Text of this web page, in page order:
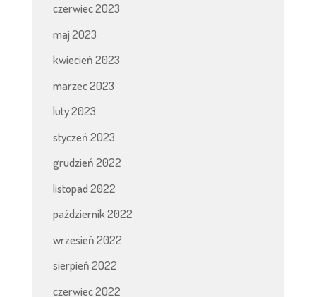
czerwiec 2023
maj 2023
kwiecień 2023
marzec 2023
luty 2023
styczeń 2023
grudzień 2022
listopad 2022
październik 2022
wrzesień 2022
sierpień 2022
czerwiec 2022